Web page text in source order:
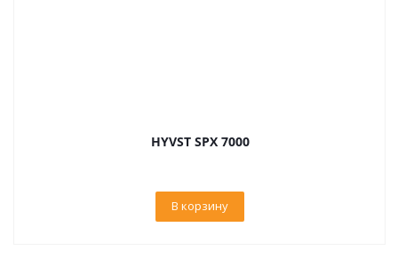
HYVST SPX 7000
В корзину